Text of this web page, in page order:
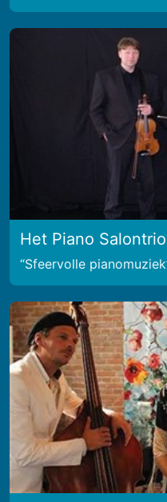
Het Piano Salontrio
Sfeervolle pianomuziek